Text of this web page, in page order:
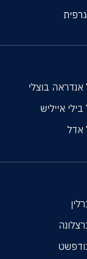
בוצלי
אייליש
אדל